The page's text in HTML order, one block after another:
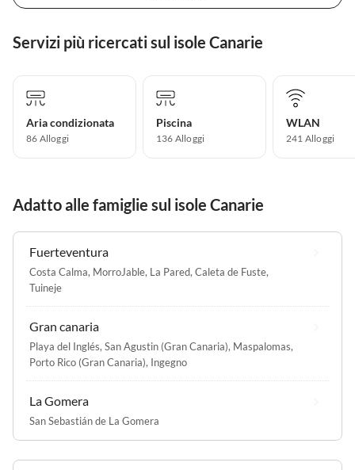
Servizi più ricercati sul isole Canarie
Aria condizionata
86 Alloggi
Piscina
136 Alloggi
WLAN
241 Alloggi
Adatto alle famiglie sul isole Canarie
Fuerteventura
Costa Calma, MorroJable, La Pared, Caleta de Fuste,
Tuineje
Gran canaria
Playa del Inglés, San Agustin (Gran Canaria), Maspalomas,
Porto Rico (Gran Canaria), Ingegno
La Gomera
San Sebastián de La Gomera